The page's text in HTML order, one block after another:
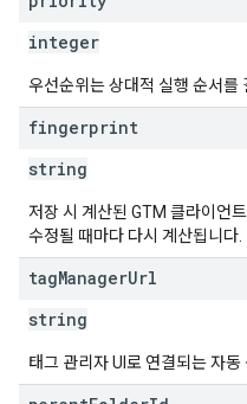
integer
우선순위는 상대적 실행 순서를
fingerprint
string
저장 시 계산된 GTM 클라이언
수정될 때마다 다시 계산됩니다.
tagManagerUrl
string
태그 관리자 UI로 연결되는 자동